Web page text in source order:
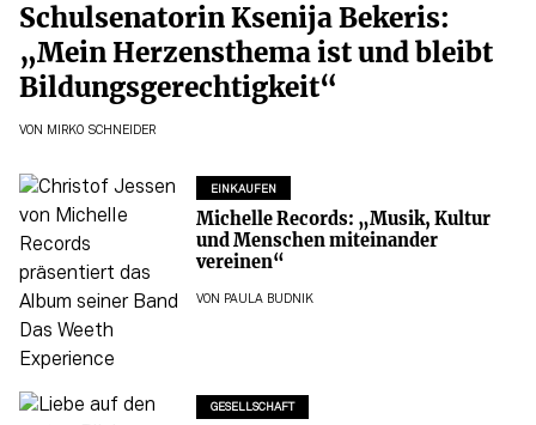
Schulsenatorin Ksenija Bekeris:
„Mein Herzensthema ist und bleibt
Bildungsgerechtigkeit“
VON MIRKO SCHNEIDER
EINKAUFEN
Michelle Records: „Musik, Kultur
und Menschen miteinander
vereinen“
VON PAULA BUDNIK
GESELLSCHAFT